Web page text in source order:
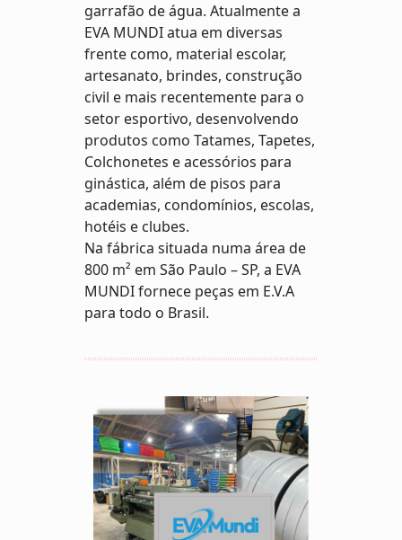
garrafão de água. Atualmente a
EVA MUNDI atua em diversas
frente como, material escolar,
artesanato, brindes, construção
civil e mais recentemente para o
setor esportivo, desenvolvendo
produtos como Tatames, Tapetes,
Colchonetes e acessórios para
ginástica, além de pisos para
academias, condomínios, escolas,
hotéis e clubes.
Na fábrica situada numa área de
800 m² em São Paulo – SP, a EVA
MUNDI fornece peças em E.V.A
para todo o Brasil.